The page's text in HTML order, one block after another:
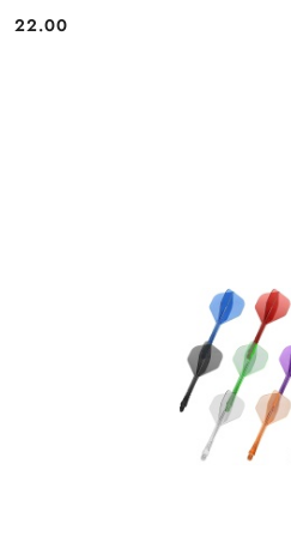
Cena:
22.00